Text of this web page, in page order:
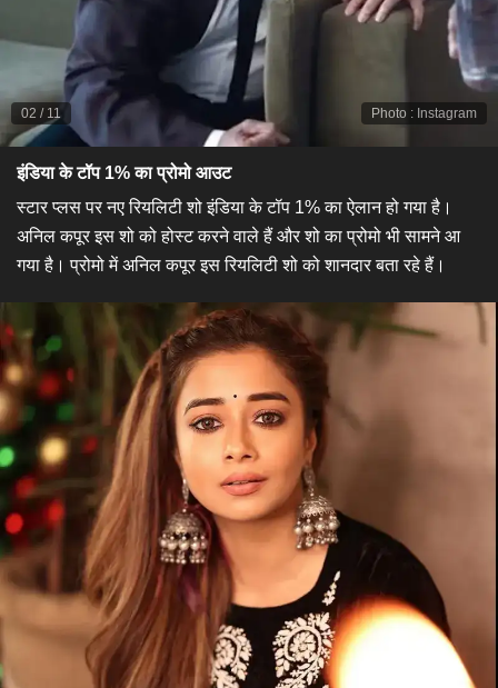
Photo : Instagram
02 / 11
इंडिया के टॉप 1% का प्रोमो आउट​
स्टार प्लस पर नए रियलिटी शो इंडिया के टॉप 1% का ऐलान हो गया है।
अनिल कपूर इस शो को होस्ट करने वाले हैं और शो का प्रोमो भी सामने आ
गया है। प्रोमो में अनिल कपूर इस रियलिटी शो को शानदार बता रहे हैं।